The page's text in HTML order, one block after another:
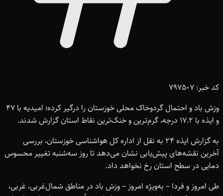
کد خبر: 797507
وزش باد و احتمال گردوخاک محلی خوزستان را درگیر کرده؛ امیدیه با ۴۷
و ایذه با ۱۷.۲ درجه، گرم‌ترین و خنک‌ترین نقاط استان گزارش شدند.
به گزارش ایذه ۲۴ به نقل از اداره کل هواشناسی خوزستان، بررسی
آخرین نقشه‌های پیش‌یابی نشان می‌دهد تا روز سه‌شنبه تغییر محسوس
دمایی در سطح استان رخ نخواهد داد.
طی امروز و فردا – به‌ویژه امروز – وزش باد در مناطق شمال‌غربی، غربی،